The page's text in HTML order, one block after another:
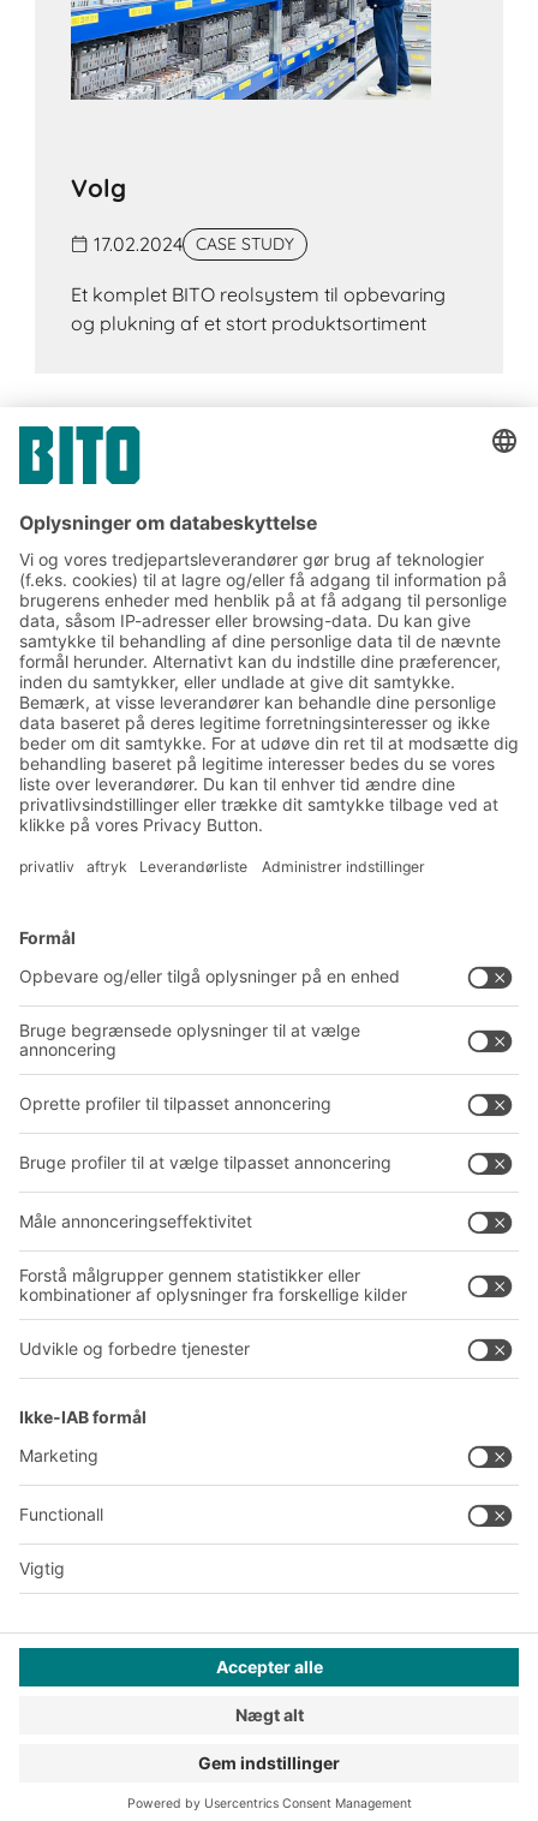
Volg
17.02.2024 CASE STUDY
Et komplet BITO reolsystem til opbevaring
og plukning af et stort produktsortiment
Tilmeld dig vores BITO
nyhedsbrev:
Nyheder og viden om lager
og logistik
Eksklusiv rabat
Produktnyheder
Tilmeld dig vores nyhedsbrev
Løsninger
Intralogistikløsninger
Kassesystemer
Reolsystemer
Service
PRODUKTKATALOG
PROJECT GUIDE
Virksomhed
Vores globale netværk
Produktionssteder
Follow us
BIT O
YOUR LIFE.
+45 7021 5151
Dette tilbud henvender sig til industri, håndværk, handel og
liberale erhverv til brug i forbindelse med selvstændig,
erhvervsmæssig eller kommerciel virksomhed.